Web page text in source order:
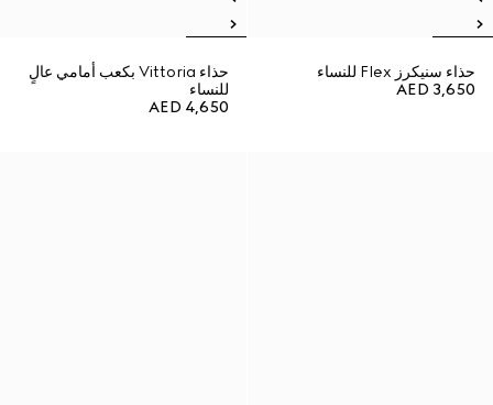
حذاء سنيكرز Flex للنساء
AED 3,650
حذاء Vittoria بكعب أمامي عالٍ
للنساء
AED 4,650